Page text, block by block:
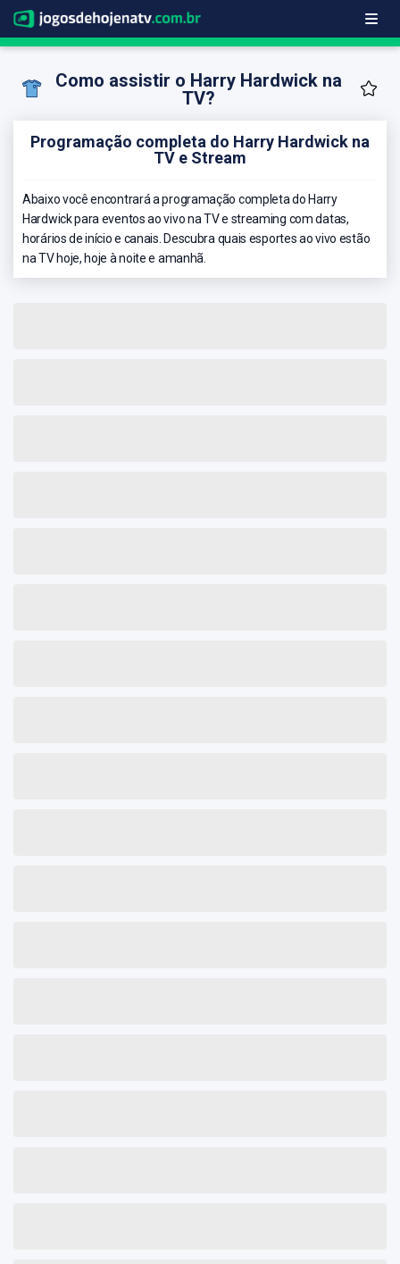
Como assistir o Harry Hardwick na
TV?
Programação completa do Harry Hardwick na
TV e Stream
Abaixo você encontrará a programação completa do Harry
Hardwick para eventos ao vivo na TV e streaming com datas,
horários de início e canais. Descubra quais esportes ao vivo estão
na TV hoje, hoje à noite e amanhã.